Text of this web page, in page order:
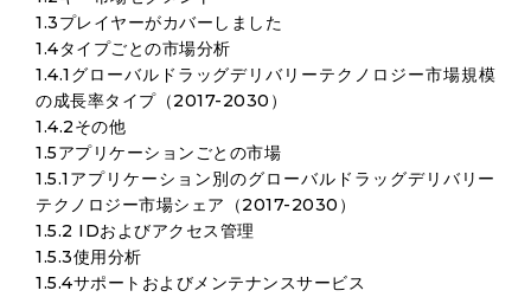
1.3プレイヤーがカバーしました
1.4タイプごとの市場分析
1.4.1グローバルドラッグデリバリーテクノロジー市場規模
の成長率タイプ（2017-2030）
1.4.2その他
1.5アプリケーションごとの市場
1.5.1アプリケーション別のグローバルドラッグデリバリー
テクノロジー市場シェア（2017-2030）
1.5.2 IDおよびアクセス管理
1.5.3使用分析
1.5.4サポートおよびメンテナンスサービス